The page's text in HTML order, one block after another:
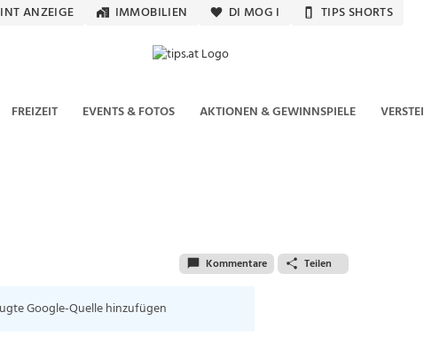
ANZEIGE IMMOBILIEN DI MOG I TIPS SHORTS
FREIZEIT EVENTS & FOTOS AKTIONEN & GEWINNSPIELE
Kommentare Teilen
Google-Quelle hinzufügen